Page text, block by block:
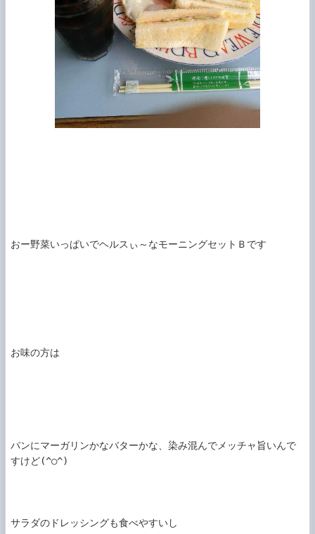
おー野菜いっぱいでヘルスぃ～なモーニングセットＢです
お味の方は
パンにマーガリンかなバターかな、染み混んでメッチャ旨いんで
すけど(^○^)
サラダのドレッシングも食べやすいし